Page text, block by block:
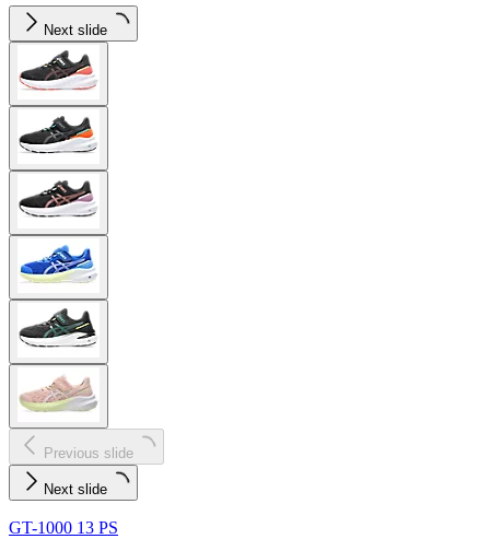
Next slide
Previous slide
Next slide
GT-1000 13 PS